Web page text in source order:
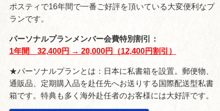
ポスティで16年間で一番ご好評を頂いている大変便利なプ
ランです。
パーソナルプランメンバー会費特別割引：
1年間 32,400円 → 20,000円（12,400円割引）
★パーソナルプランとは：日本に私書箱を設置。郵便物、
通販品、定期購入品を赴任先へお送りする国際配送型私書
箱です。特典も多く海外赴任者のお客様には大好評です。